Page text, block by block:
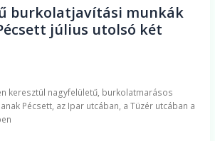
burkolatjavítási munkák
július utolsó két
keresztül nagyfelületű, burkolatmarásos
Pécsett, az Ipar utcában, a Tüzér utcában a